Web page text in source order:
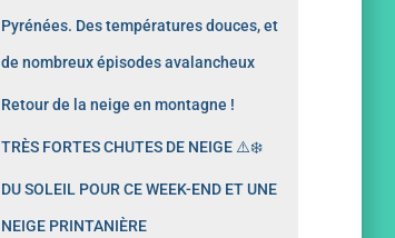
Pyrénées. Des températures douces, et
de nombreux épisodes avalancheux
Retour de la neige en montagne !
TRÈS FORTES CHUTES DE NEIGE ⚠️❄️
DU SOLEIL POUR CE WEEK-END ET UNE
NEIGE PRINTANIÈRE